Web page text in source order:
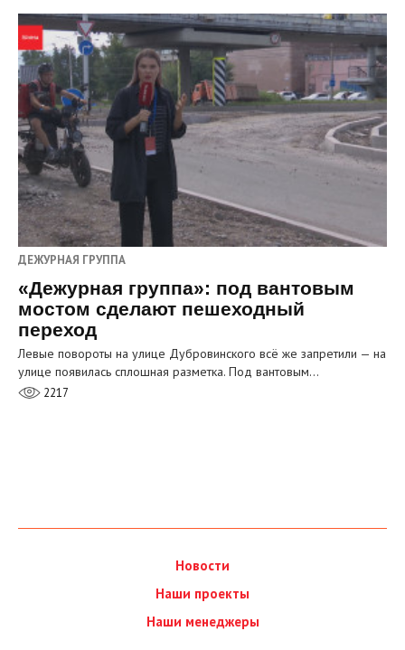
ДЕЖУРНАЯ ГРУППА
«Дежурная группа»: под вантовым
мостом сделают пешеходный
переход
Левые повороты на улице Дубровинского всё же запретили — на
улице появилась сплошная разметка. Под вантовым…
2217
Новости
Наши проекты
Наши менеджеры